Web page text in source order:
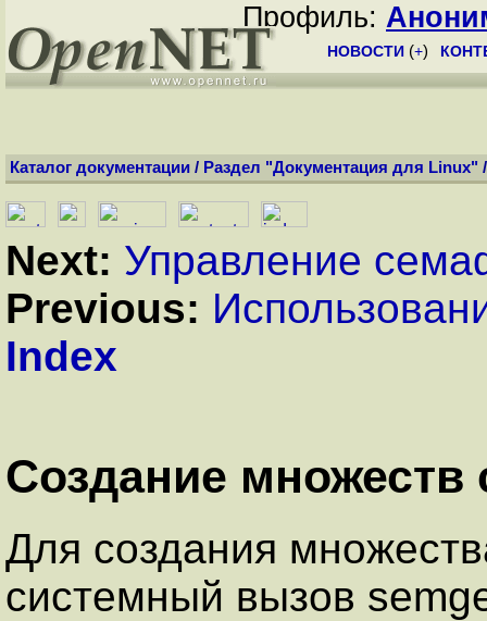
Профиль:
НОВОСТИ (+)
Каталог документации / Раздел "Документация для Linux"
Next: Управление
Previous:
Index
Создание
Для создания
системный вызов